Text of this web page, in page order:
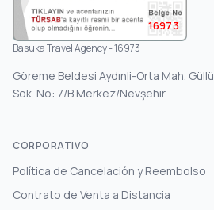
16973
Basuka Travel Agency - 16973
Göreme Beldesi Aydınli-Orta Mah. Güllü
Sok. No: 7/B Merkez/Nevşehir
CORPORATIVO
Política de Cancelación y Reembolso
Contrato de Venta a Distancia